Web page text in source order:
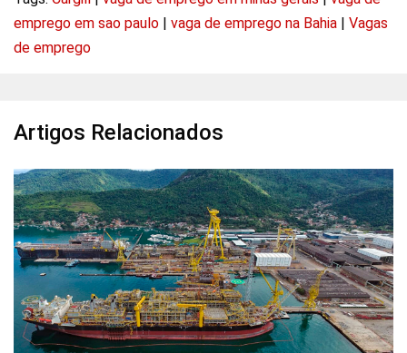
emprego em sao paulo
vaga de emprego na Bahia
Vagas
de emprego
Artigos Relacionados